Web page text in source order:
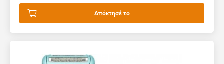
Απόκτησέ το